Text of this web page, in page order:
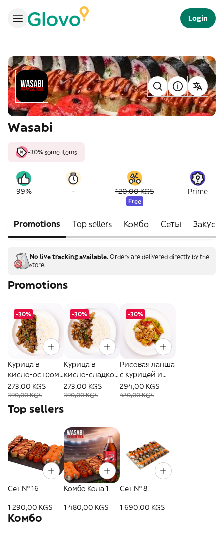
Login
Wasabi
-30% some items
99% - 120,00 KGS
Free
Prime
Promotions Top sellers Комбо Сеты
No live tracking available. Orders are delivered directly by the
store.
Promotions
-30%
Курица в
кисло-остром
соусе
273,00 KGS
390,00 KGS
-30%
Курица в
кисло-сладком
соусе
273,00 KGS
390,00 KGS
-30%
Рисовая лапша
с курицей и
овощами
294,00 KGS
420,00 KGS
Top sellers
Сет № 16
1 290,00 KGS
Комбо Кола 1
1 480,00 KGS
Сет № 8
1 690,00 KGS
Комбо